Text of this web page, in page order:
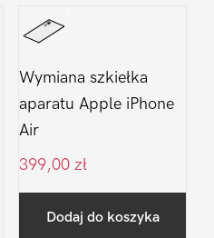
Wymiana szkiełka
aparatu Apple iPhone
Air
399,00 zł
Dodaj do koszyka